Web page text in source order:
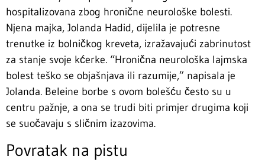
hospitalizovana zbog hronične neurološke bolesti.
Njena majka, Jolanda Hadid, dijelila je potresne
trenutke iz bolničkog kreveta, izražavajući zabrinutost
za stanje svoje kćerke. “Hronična neurološka lajmska
bolest teško se objašnjava ili razumije,” napisala je
Jolanda. Beleine borbe s ovom bolešću često su u
centru pažnje, a ona se trudi biti primjer drugima koji
se suočavaju s sličnim izazovima.
Povratak na pistu